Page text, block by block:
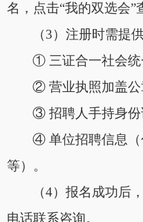
名，点击“我的双选会”
（3）注册时需提
① 三证合一社会统
② 营业执照加盖公
③ 招聘人手持身份
④ 单位招聘信息（
等）。
（4）报名成功后
电话联系咨询。